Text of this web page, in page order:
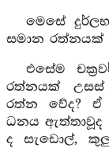
මෙසේ
සමාන රත්නයක්
එසේම
රත්නයක් උසස්
රත්න වේද? ඒ
ධනය ඇත්තාවූද
ද සැඩොල්,